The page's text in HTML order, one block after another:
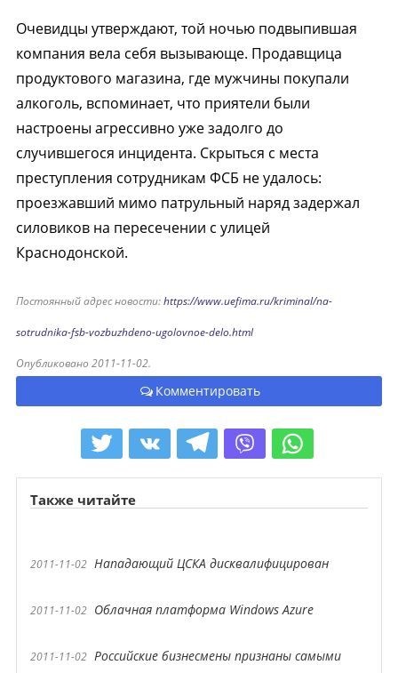
Очевидцы утверждают, той ночью подвыпившая
компания вела себя вызывающе. Продавщица
продуктового магазина, где мужчины покупали
алкоголь, вспоминает, что приятели были
настроены агрессивно уже задолго до
случившегося инцидента. Скрыться с места
преступления сотрудникам ФСБ не удалось:
проезжавший мимо патрульный наряд задержал
силовиков на пересечении с улицей
Краснодонской.
Постоянный адрес новости:https://www.uefima.ru/kriminal/na-
sotrudnika-fsb-vozbuzhdeno-ugolovnoe-delo.html
Опубликовано 2011-11-02.
Комментировать
Также читайте
2011-11-02 Нападающий ЦСКА дисквалифицирован
2011-11-02 Облачная платформа Windows Azure
2011-11-02 Российские бизнесмены признаны самыми